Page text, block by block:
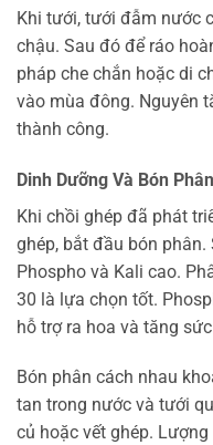
Khi tưới, tưới đẫm nước
chậu. Sau đó để ráo
pháp che chắn hoặc di
vào mùa đông. Nguyên
thành công.
Dinh Dưỡng Và Bón
Khi chồi ghép đã phát
ghép, bắt đầu bón
Phospho và Kali cao.
30 là lựa chọn tốt.
hỗ trợ ra hoa và tăng
Bón phân cách nhau
tan trong nước và tưới
củ hoặc vết ghép.